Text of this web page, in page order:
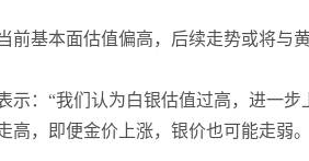
前基本面估值偏高，后续走势或将与黄
示：“我们认为白银估值过高，进一
高，即便金价上涨，银价也可能走弱